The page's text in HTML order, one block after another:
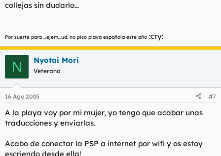
collejas sin dudarlo...
Por suerte para ...ejem...ud. no piso playa española este año :cry:
N Nyotai Mori
Veterano
16 Ago 2005 #7
A la playa voy por mi mujer, yo tengo que acabar unas
traducciones y enviarlas.
Acabo de conectar la PSP a internet por wifi y os estoy
escriendo desde ella!